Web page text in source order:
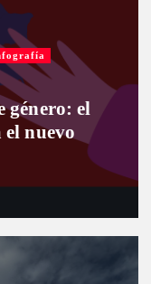
género: el
el nuevo